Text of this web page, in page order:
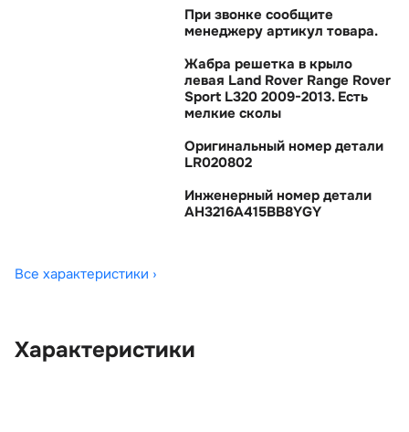
При звонке сообщите
менеджеру артикул товара.
Жабра решетка в крыло
левая Land Rover Range Rover
Sport L320 2009-2013. Есть
мелкие сколы
Оригинальный номер детали
LR020802
Инженерный номер детали
AH3216A415BB8YGY
Все характеристики ›
Характеристики